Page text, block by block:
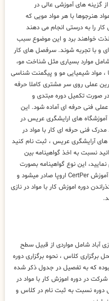
از گزینه های آموزشی عالی در
هنرجوها با هر مواد مویی که
کار را به درستی انجام می دهند
خواهند برد و این موضوع سبب
و با تجربه شوند. سرفصل های کار
شامل موارد بسیاری مثل شناخت مو،
، مواد شیمیایی مو و پیگمنت شناسی
عملی روی سر مشتری کاملا حرفه
صورت تکمیل دوره مبتدی و
فنی حرفه ای آماده شود. این
های ارایشگری عریس در
فنی حرفه ای کار با مواد در
های آرایشگری عریس ، ثبت نام کنید
نسبت به اخذ گواهینامه بین
نمایید، این نوع گواهینامه بصورت
انحصاری و تحت نظارت موسسه کنترل آموزش CertPer اروپا صادر میشود و
دوره اموزش کار با مواد در نازی
آباد شامل مواردی از قبیل سطح
برگزاری کلاس ، نحوه برگزاری دوره
که به تفصیل در جدول ذکر شده
در دوره اموزش کار با مواد در
دوره نسبت به ثبت نام در کلاس و